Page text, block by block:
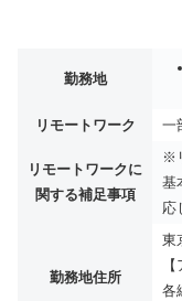
勤務地
リモートワーク 一
リモートワークに
関する補足事項
※
基
応
勤務地住所
東
各